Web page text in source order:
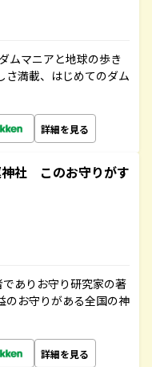
ムマニアと地球の歩き
さ満載、はじめてのダム
詳細を見る
社 このお守りがす
でありお守り研究家の著
のお守りがある全国の神
詳細を見る